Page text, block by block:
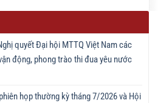
quyết Đại hội MTTQ Việt Nam các
động, phong trào thi đua yêu nước
họp thường kỳ tháng 7/2026 và Hội